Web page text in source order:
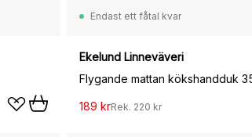
Endast ett fåtal kvar
Ekelund Linneväveri
189 krRek. 220 kr